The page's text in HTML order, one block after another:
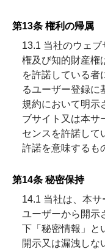
第13条 権利の帰属
13.1 当社のウェ
権及び知的財産権
を許諾している者
るユーザー登録に
規約において明示
ブサイト又は本サ
センスを許諾して
許諾を意味するも
第14条 秘密保持
14.1 当社は、本
ユーザーから開示
下「秘密情報」と
開示又は漏洩しな